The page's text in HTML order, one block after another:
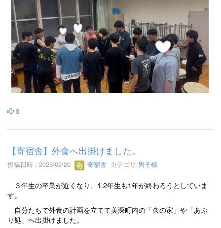
3
【寄宿舎】外食へ出掛けました。
投稿日時 : 2025/02/20 寄宿舎 カテゴリ:男子棟
３年生の卒業が近くなり、1.2年生も1年が終わろうとしていま
す。
自分たちで外食の計画を立てて美深町内の「久の家」や「あぶ
り処」へ出掛けました。